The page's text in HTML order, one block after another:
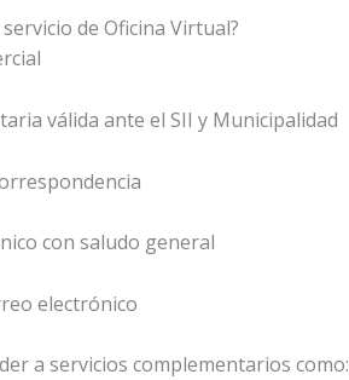
de Oficina Virtual?
válida ante el SII y Municipalidad
con saludo general
electrónico
a servicios complementarios como: